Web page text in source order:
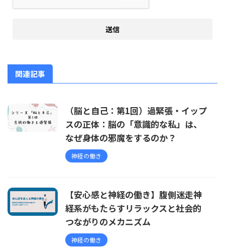
関連記事
（脳と自己：第1回）過緊張・イップ
スの正体：脳の「意識的な私」は、
なぜ身体の邪魔をするのか？
神経の働き
【安心感と神経の働き】腹側迷走神
経系がもたらすリラックスと社会的
つながりのメカニズム
神経の働き